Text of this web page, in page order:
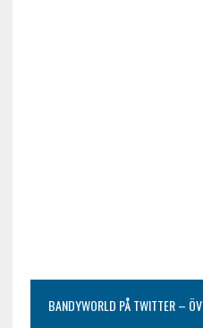
BANDYWORLD PÅ TWITTER –